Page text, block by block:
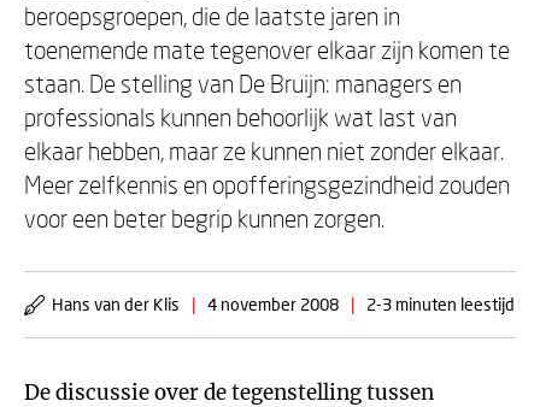
beroepsgroepen, die de laatste jaren in
toenemende mate tegenover elkaar zijn komen te
staan. De stelling van De Bruijn: managers en
professionals kunnen behoorlijk wat last van
elkaar hebben, maar ze kunnen niet zonder elkaar.
Meer zelfkennis en opofferingsgezindheid zouden
voor een beter begrip kunnen zorgen.
Hans van der Klis | 4 november 2008 | 2-3 minuten leestijd
De discussie over de tegenstelling tussen